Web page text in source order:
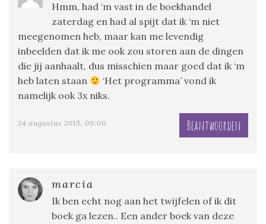
Hmm, had ‘m vast in de boekhandel
zaterdag en had al spijt dat ik ‘m niet
meegenomen heb, maar kan me levendig
inbeelden dat ik me ook zou storen aan de dingen
die jij aanhaalt, dus misschien maar goed dat ik ‘m
heb laten staan
‘Het programma’ vond ik
namelijk ook 3x niks.
24 augustus 2015, 09:00 Beantwoorden
marcia
Ik ben echt nog aan het twijfelen of ik dit
boek ga lezen.. Een ander boek van deze